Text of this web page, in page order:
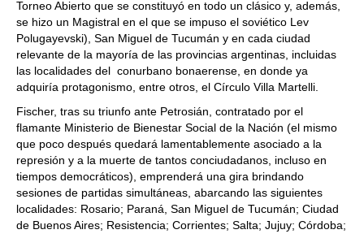
Torneo Abierto que se constituyó en todo un clásico y, además,
se hizo un Magistral en el que se impuso el soviético Lev
Polugayevski), San Miguel de Tucumán y en cada ciudad
relevante de la mayoría de las provincias argentinas, incluidas
las localidades del conurbano bonaerense, en donde ya
adquiría protagonismo, entre otros, el Círculo Villa Martelli.
Fischer, tras su triunfo ante Petrosián, contratado por el
flamante Ministerio de Bienestar Social de la Nación (el mismo
que poco después quedará lamentablemente asociado a la
represión y a la muerte de tantos conciudadanos, incluso en
tiempos democráticos), emprenderá una gira brindando
sesiones de partidas simultáneas, abarcando las siguientes
localidades: Rosario; Paraná, San Miguel de Tucumán; Ciudad
de Buenos Aires; Resistencia; Corrientes; Salta; Jujuy; Córdoba;